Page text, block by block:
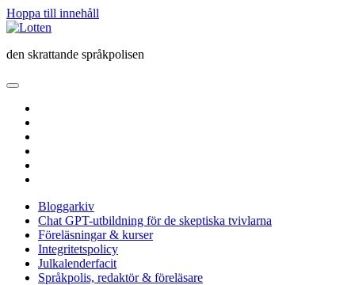
Hoppa till innehåll
Lotten
den skrattande språkpolisen
öppna
meny
Bloggarkiv
Chat GPT-utbildning för de skeptiska tvivlarna
Föreläsningar & kurser
Integritetspolicy
Julkalenderfacit
Språkpolis, redaktör & föreläsare